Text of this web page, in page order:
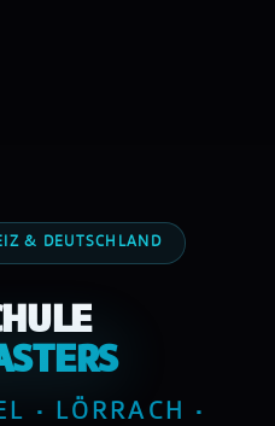
& DEUTSCHLAND
· LÖRRACH ·